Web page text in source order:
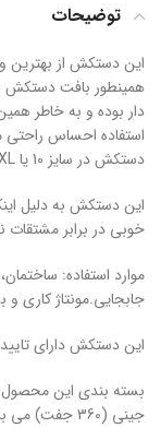
توضیحات
این دستکش از بهترین
همینطور بافت دستکش
دار بوده و به خاطر
استفاده احساس راحتی
دستکش در سایز 10 یا XL تولید می شود.
این دستکش به دلیل
خوبی در برابر مشتقات
موارد استفاده:
جابجایی.مونتاژ کاری
این دستکش دارای
جینی (360 جفت) می باشد.